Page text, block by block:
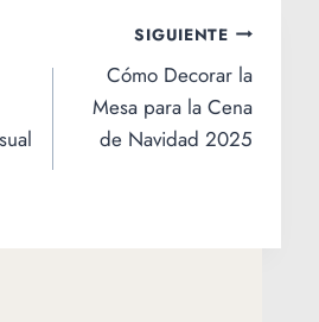
SIGUIENTE
Cómo Decorar la
Mesa para la Cena
de Navidad 2025